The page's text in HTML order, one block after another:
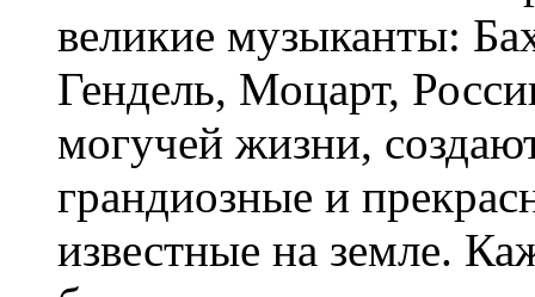
великие музыканты:
Гендель, Моцарт,
могучей жизни,
грандиозные и
известные на земле.